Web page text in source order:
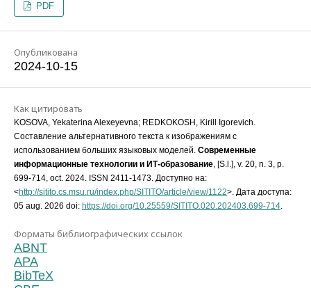
PDF
Опубликована
2024-10-15
Как цитировать
KOSOVA, Yekaterina Alexeyevna; REDKOKOSH, Kirill Igorevich.
Составление альтернативного текста к изображениям с
использованием больших языковых моделей. Современные
информационные технологии и ИТ-образование, [S.l.], v. 20, n. 3, p.
699-714, oct. 2024. ISSN 2411-1473. Доступно на:
<http://sitito.cs.msu.ru/index.php/SITITO/article/view/1122>. Дата доступа:
05 aug. 2026 doi: https://doi.org/10.25559/SITITO.020.202403.699-714.
Форматы библиографических ссылок
ABNT
APA
BibTeX